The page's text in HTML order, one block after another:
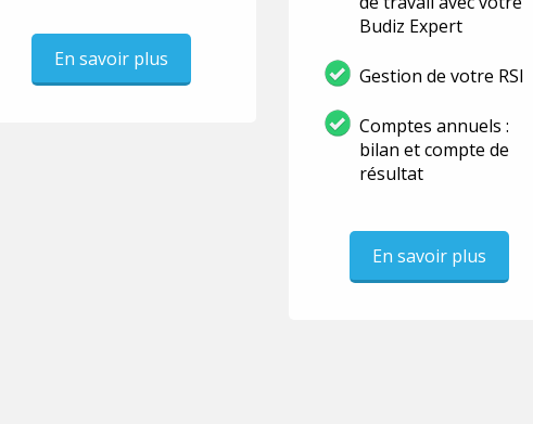
En savoir plus
Budiz Expert
Gestion de votre RSI
Comptes annuels :
bilan et compte de
résultat
En savoir plus